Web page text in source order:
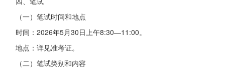
（一）笔试时间和地点
时间：2026年5月30日上午8:30—11:00。
地点：详见准考证。
（二）笔试类别和内容